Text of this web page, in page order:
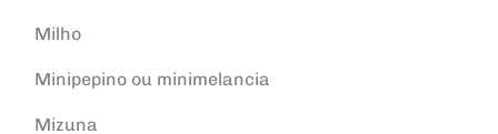
Milho
Minipepino ou minimelancia
Mizuna